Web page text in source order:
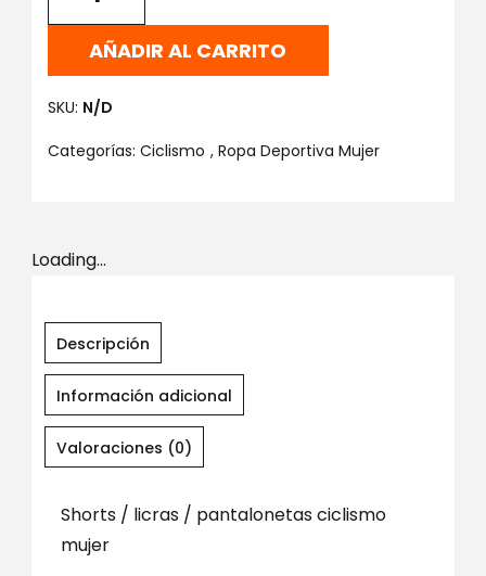
AÑADIR AL CARRITO
SKU: N/D
Categorías: Ciclismo , Ropa Deportiva Mujer
Loading...
Descripción
Información adicional
Valoraciones (0)
Shorts / licras / pantalonetas ciclismo
mujer